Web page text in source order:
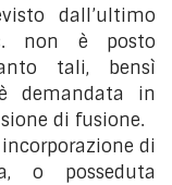
dall’ultimo
non è posto
tali, bensì
demandata in
di fusione.
di
o posseduta